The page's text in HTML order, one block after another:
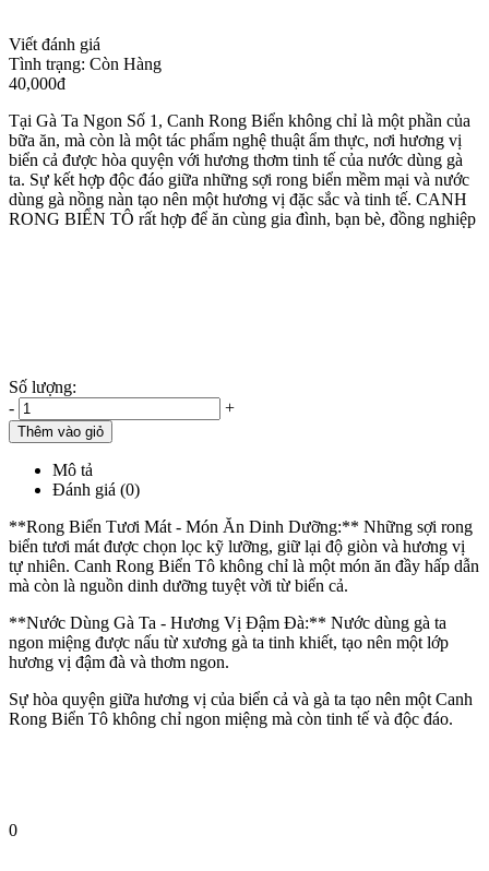
Viết đánh giá
Tình trạng: Còn Hàng
40,000đ
Tại Gà Ta Ngon Số 1, Canh Rong Biển không chỉ là một phần của
bữa ăn, mà còn là một tác phẩm nghệ thuật ẩm thực, nơi hương vị
biển cả được hòa quyện với hương thơm tinh tế của nước dùng gà
ta. Sự kết hợp độc đáo giữa những sợi rong biển mềm mại và nước
dùng gà nồng nàn tạo nên một hương vị đặc sắc và tinh tế. CANH
RONG BIỂN TÔ rất hợp để ăn cùng gia đình, bạn bè, đồng nghiệp
Số lượng:
-
+
Thêm vào giỏ
Mô tả
Đánh giá (0)
**Rong Biển Tươi Mát - Món Ăn Dinh Dưỡng:** Những sợi rong
biển tươi mát được chọn lọc kỹ lưỡng, giữ lại độ giòn và hương vị
tự nhiên. Canh Rong Biển Tô không chỉ là một món ăn đầy hấp dẫn
mà còn là nguồn dinh dưỡng tuyệt vời từ biển cả.
**Nước Dùng Gà Ta - Hương Vị Đậm Đà:** Nước dùng gà ta
ngon miệng được nấu từ xương gà ta tinh khiết, tạo nên một lớp
hương vị đậm đà và thơm ngon.
Sự hòa quyện giữa hương vị của biển cả và gà ta tạo nên một Canh
Rong Biển Tô không chỉ ngon miệng mà còn tinh tế và độc đáo.
0